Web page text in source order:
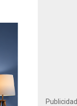
Publicidad